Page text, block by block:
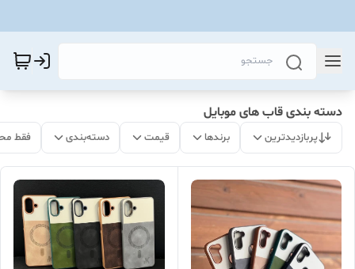
دسته بندی قاب های موبایل
پربازدیدترین برندها قیمت دسته‌بندی فقط